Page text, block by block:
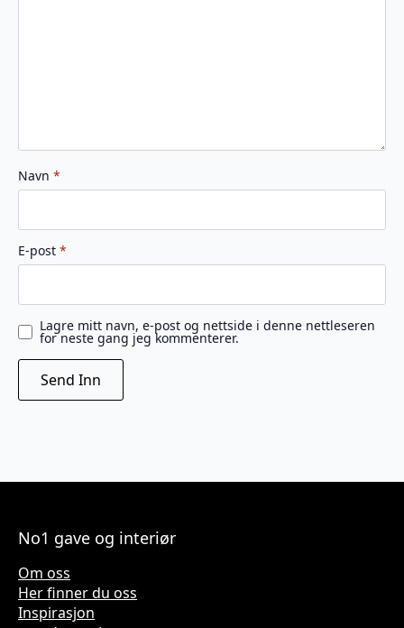
Navn *
E-post *
Lagre mitt navn, e-post og nettside i denne nettleseren
for neste gang jeg kommenterer.
No1 gave og interiør
Om oss
Her finner du oss
Inspirasjon